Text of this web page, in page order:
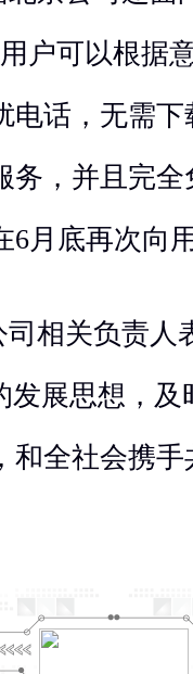
户可以根据
电话，无需
务，并且完
6月底再次向
相关负责人
发展思想，
和全社会携